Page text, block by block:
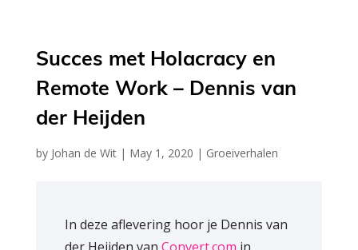
Succes met Holacracy en
Remote Work – Dennis van
der Heijden
by Johan de Wit| May 1, 2020 | Groeiverhalen
In deze aflevering hoor je Dennis van